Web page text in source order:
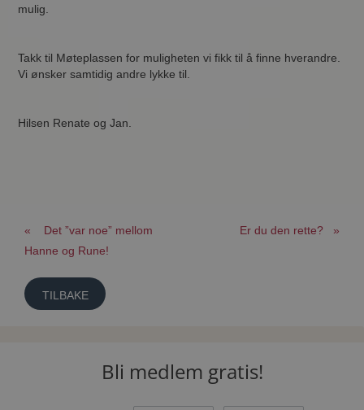
mulig.
Takk til Møteplassen for muligheten vi fikk til å finne hverandre.
Vi ønsker samtidig andre lykke til.
Hilsen Renate og Jan.
« Det ”var noe” mellom
Hanne og Rune!
Er du den rette? »
TILBAKE
Bli medlem gratis!